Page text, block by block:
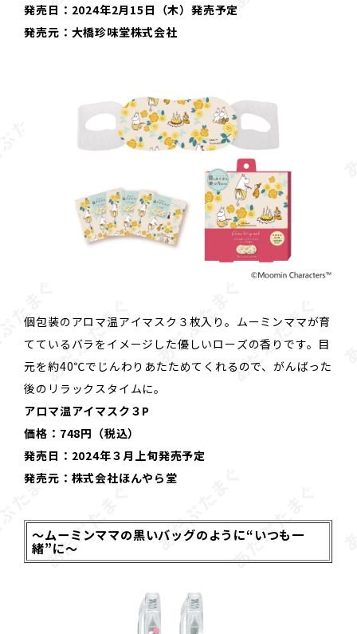
発売日：2024年2月15日（木）発売予定
発売元：大橋珍味堂株式会社
個包装のアロマ温アイマスク３枚入り。ムーミンママが育
てているバラをイメージした優しいローズの香りです。目
元を約40℃でじんわりあたためてくれるので、がんばった
後のリラックスタイムに。
アロマ温アイマスク３P
価格：748円（税込）
発売日：2024年３月上旬発売予定
発売元：株式会社ほんやら堂
～ムーミンママの黒いバッグのように“いつも一
緒”に～